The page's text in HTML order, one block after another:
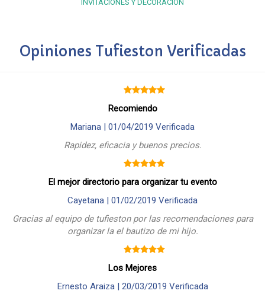
INVITACIONES Y DECORACIÓN
Opiniones Tufieston Verificadas
Recomiendo
Mariana | 01/04/2019 Verificada
Rapidez, eficacia y buenos precios.
El mejor directorio para organizar tu evento
Cayetana | 01/02/2019 Verificada
Gracias al equipo de tufieston por las recomendaciones para
organizar la el bautizo de mi hijo.
Los Mejores
Ernesto Araiza | 20/03/2019 Verificada